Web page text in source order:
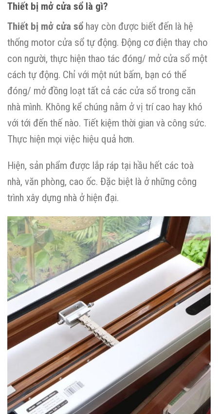
Thiết bị mở cửa sổ là gì?
Thiết bị mở cửa sổ hay còn được biết đến là hệ
thống motor cửa sổ tự động. Động cơ điện thay cho
con người, thực hiện thao tác đóng/ mở cửa sổ một
cách tự động. Chỉ với một nút bấm, bạn có thể
đóng/ mở đồng loạt tất cả các cửa sổ trong căn
nhà mình. Không kể chúng nằm ở vị trí cao hay khó
với tới đến thế nào. Tiết kiệm thời gian và công sức.
Thực hiện mọi việc hiệu quả hơn.
Hiện, sản phẩm được lắp ráp tại hầu hết các toà
nhà, văn phòng, cao ốc. Đặc biệt là ở những công
trình xây dựng nhà ở hiện đại.